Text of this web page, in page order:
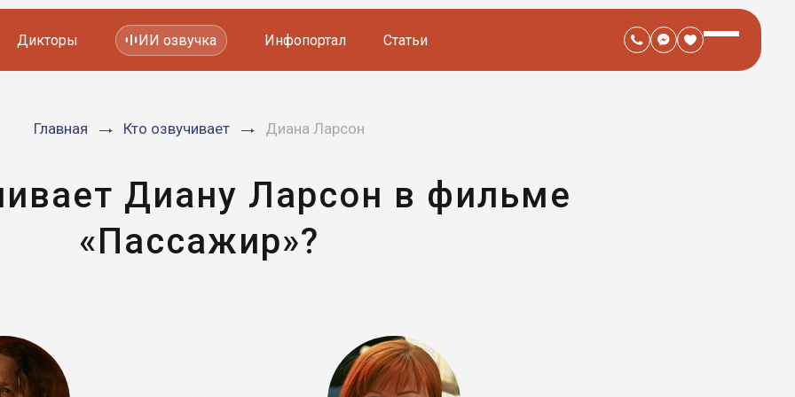
Мультфильмов
Дикторы ИИ озвучка Инфопортал Статьи
Главная Кто озвучивает Диана Ларсон
Диану Ларсон в фильме
«Пассажир»?